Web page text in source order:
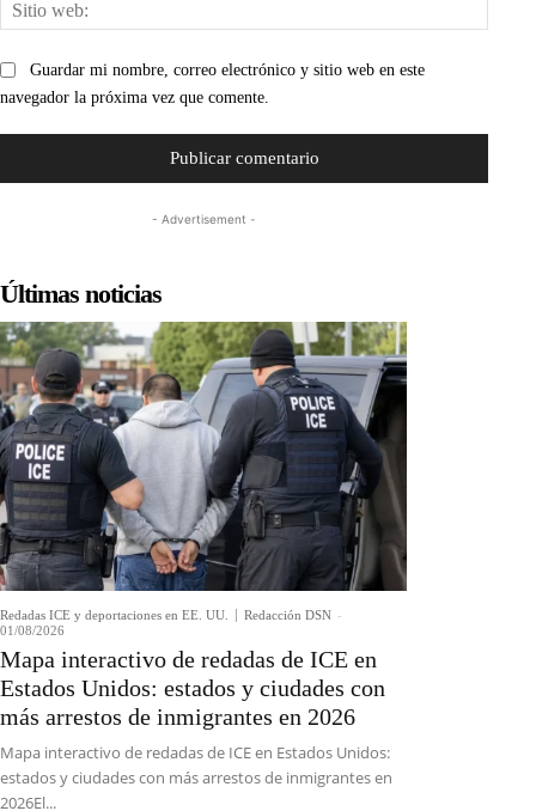
web:
Guardar mi nombre, correo electrónico y sitio web en este
navegador la próxima vez que comente.
- Advertisement -
Últimas noticias
Redadas ICE y deportaciones en EE. UU. Redacción DSN -
01/08/2026
Mapa interactivo de redadas de ICE en
Estados Unidos: estados y ciudades con
más arrestos de inmigrantes en 2026
Mapa interactivo de redadas de ICE en Estados Unidos:
estados y ciudades con más arrestos de inmigrantes en
2026El...